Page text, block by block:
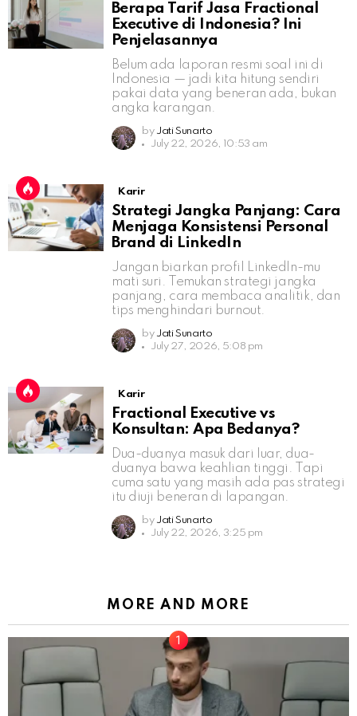
Berapa Tarif Jasa Fractional
Executive di Indonesia? Ini
Penjelasannya
Belum ada laporan resmi soal ini di
Indonesia — jadi kita hitung sendiri
pakai data yang beneran ada, bukan
angka karangan.
by Jati Sunarto
July 22, 2026, 10:53 am
Karir
Strategi Jangka Panjang: Cara
Menjaga Konsistensi Personal
Brand di LinkedIn
Jangan biarkan profil LinkedIn-mu
mati suri. Temukan strategi jangka
panjang, cara membaca analitik, dan
tips menghindari burnout.
by Jati Sunarto
July 27, 2026, 5:08 pm
Karir
Fractional Executive vs
Konsultan: Apa Bedanya?
Dua-duanya masuk dari luar, dua-
duanya bawa keahlian tinggi. Tapi
cuma satu yang masih ada pas strategi
itu diuji beneran di lapangan.
by Jati Sunarto
July 22, 2026, 3:25 pm
MORE AND MORE